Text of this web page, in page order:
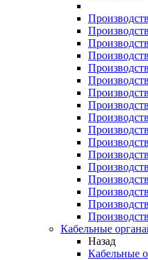
Кабельные
Назад
Кабельные